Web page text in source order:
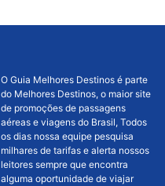
O Guia Melhores Destinos é parte
do Melhores Destinos, o maior site
de promoções de passagens
aéreas e viagens do Brasil, Todos
os dias nossa equipe pesquisa
milhares de tarifas e alerta nossos
leitores sempre que encontra
alguma oportunidade de viajar